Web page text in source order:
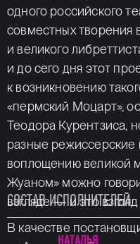
одного российского
совместных творения
и великого
и до сего дня этот
к возникновению
«пермский Моцарт»,
Теодора Курентзиса,
разные режиссерские
воплощению великой
Жуаном» можно
взгляде — и это
В качестве
СОСТАВ ИСПОЛНИТЕЛЕЙ
НАТАЛЬЯ